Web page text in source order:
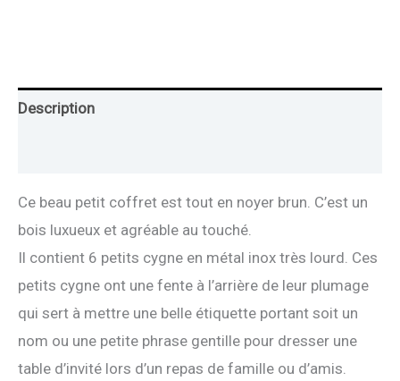
Description
Ce beau petit coffret est tout en noyer brun. C’est un
bois luxueux et agréable au touché.
Il contient 6 petits cygne en métal inox très lourd. Ces
petits cygne ont une fente à l’arrière de leur plumage
qui sert à mettre une belle étiquette portant soit un
nom ou une petite phrase gentille pour dresser une
table d’invité lors d’un repas de famille ou d’amis.